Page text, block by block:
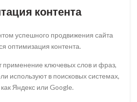
контента
успешного продвижения сайта
оптимизация контента.
применение ключевых слов и фраз,
используют в поисковых системах,
как Яндекс или Google.